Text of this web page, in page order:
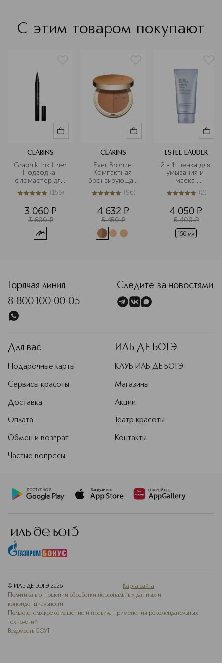
С этим товаром покупают
CLARINS
Graphik Ink Liner
Подводка-
фломастер для
глаз
4.9из5156 (156)
3 060 ¤
3 600 ¤
CLARINS
Ever Bronze
Компактная
бронзирующая
пудра
5из 596 (96)
4 632 ¤
5 450 ¤
ESTEE LAUDER
2 в 1: пенка для
умывания и
маска
очищающая
5из 52 (2)
4 050 ¤
5 400 ¤
150 мл
Горячая линия
8-800-100-00-05
Следите за новостями
Для вас
Подарочные карты
Сервисы красоты
Доставка
Оплата
Обмен и возврат
Частые вопросы
ИЛЬ ДЕ БОТЭ
КЛУБ ИЛЬ ДЕ БОТЭ
Магазины
Акции
Театр красоты
Контакты
© ИЛЬ ДЕ БОТЭ 2026
Карта сайта
Политика в отношении обработки персональных данных и
конфиденциальности
Пользовательское соглашение и правила применения рекомендательных
технологий
Ведомость СОУТ